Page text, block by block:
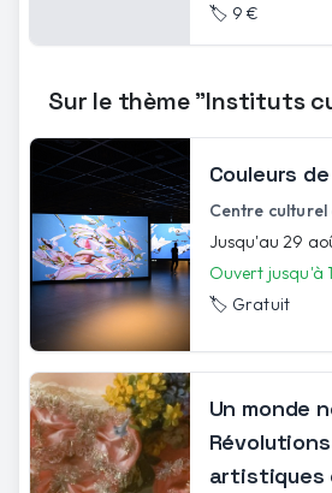
🏷️ 9 €
Sur le thème "Instituts
Couleurs
Centre culturel
Jusqu'au 29
Ouvert jusqu'à
🏷️ Gratuit
Un monde
Révolutions
artistiques